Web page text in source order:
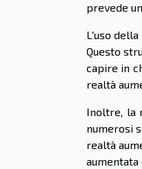
prevede
L'uso
Questo
capire in
realtà
Inoltre, la
numerosi
realtà